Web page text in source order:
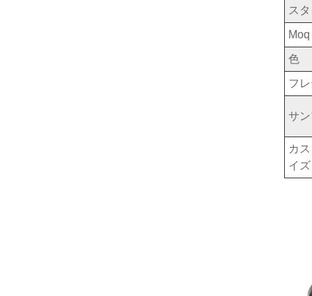
ス
Moq
色
フ
サ
カ
イズ